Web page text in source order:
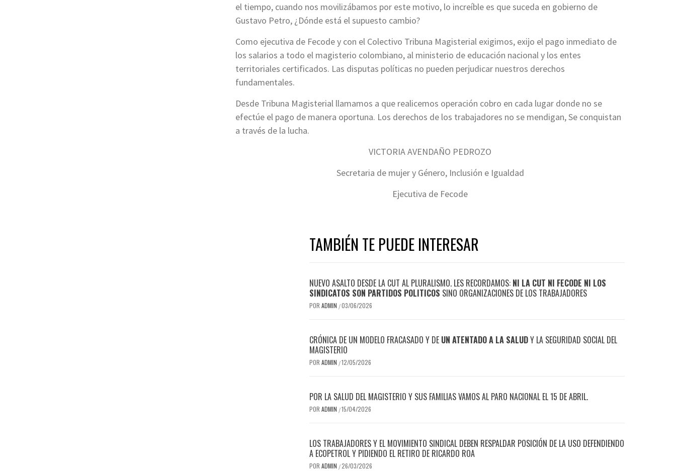
el tiempo, cuando nos movilizábamos por este motivo, lo increíble es que suceda en gobierno de
Gustavo Petro, ¿Dónde está el supuesto cambio?
Como ejecutiva de Fecode y con el Colectivo Tribuna Magisterial exigimos, exijo el pago inmediato de
los salarios a todo el magisterio colombiano, al ministerio de educación nacional y los entes
territoriales certificados. Las disputas políticas no pueden perjudicar nuestros derechos
fundamentales.
Desde Tribuna Magisterial llamamos a que realicemos operación cobro en cada lugar donde no se
efectúe el pago de manera oportuna. Los derechos de los trabajadores no se mendigan, Se conquistan
a través de la lucha.
VICTORIA AVENDAÑO PEDROZO
Secretaria de mujer y Género, Inclusión e Igualdad
Ejecutiva de Fecode
TAMBIÉN TE PUEDE INTERESAR
NUEVO ASALTO DESDE LA CUT AL PLURALISMO. LES RECORDAMOS: NI LA CUT NI FECODE NI LOS
SINDICATOS SON PARTIDOS POLITICOS SINO ORGANIZACIONES DE LOS TRABAJADORES
POR ADMIN /03/06/2026
CRÓNICA DE UN MODELO FRACASADO Y DE UN ATENTADO A LA SALUDY LA SEGURIDAD SOCIAL DEL
MAGISTERIO
POR ADMIN /12/05/2026
POR LA SALUD DEL MAGISTERIO Y SUS FAMILIAS VAMOS AL PARO NACIONAL EL 15 DE ABRIL.
POR ADMIN /15/04/2026
LOS TRABAJADORES Y EL MOVIMIENTO SINDICAL DEBEN RESPALDAR POSICIÓN DE LA USO DEFENDIENDO
A ECOPETROL Y PIDIENDO EL RETIRO DE RICARDO ROA
POR ADMIN /26/03/2026